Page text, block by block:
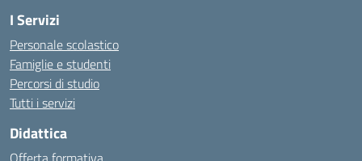
I Servizi
Personale scolastico
Famiglie e studenti
Percorsi di studio
Tutti i servizi
Didattica